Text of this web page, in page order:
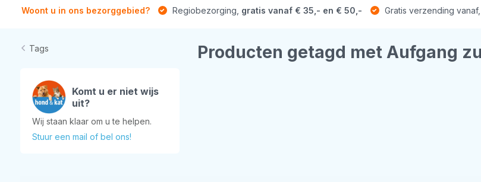
Woont u in ons bezorggebied? Regiobezorging, gratis vanaf € 35,- en € 50,- Gratis verzending vanaf,
Tags
Komt u er niet wijs
uit?
Wij staan klaar om u te helpen.
Stuur een mail of bel ons!
Producten getagd met Aufgang